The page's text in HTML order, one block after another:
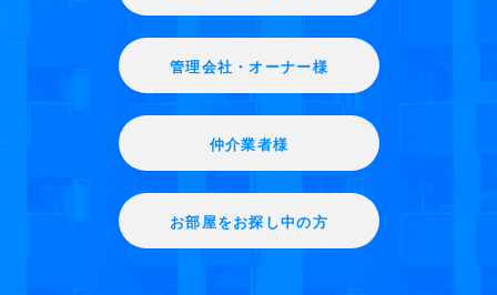
管理会社・オーナー様
仲介業者様
お部屋をお探し中の方